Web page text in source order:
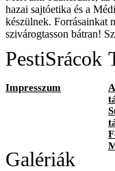
hazai sajtóetika és a
készülnek. Forrásainkat
szivárogtasson bátran!
PestiSrácok
Impresszum
Galériák